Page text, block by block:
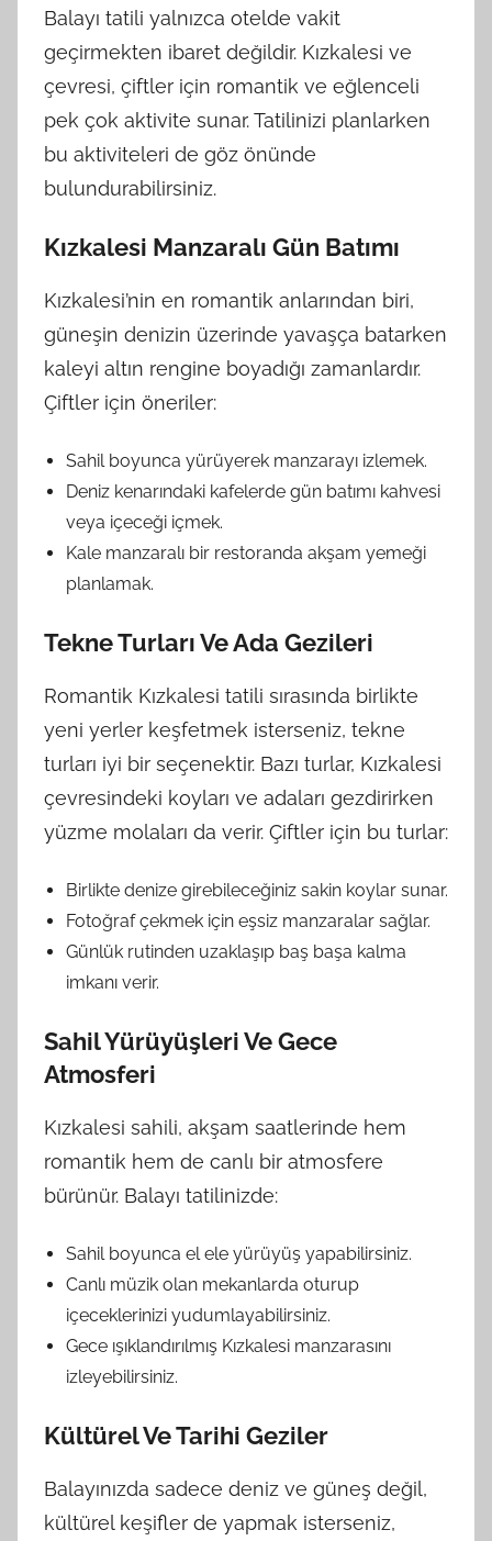
Balayı tatili yalnızca otelde vakit
geçirmekten ibaret değildir. Kızkalesi ve
çevresi, çiftler için romantik ve eğlenceli
pek çok aktivite sunar. Tatilinizi planlarken
bu aktiviteleri de göz önünde
bulundurabilirsiniz.
Kızkalesi Manzaralı Gün Batımı
Kızkalesi’nin en romantik anlarından biri,
güneşin denizin üzerinde yavaşça batarken
kaleyi altın rengine boyadığı zamanlardır.
Çiftler için öneriler:
Sahil boyunca yürüyerek manzarayı izlemek.
Deniz kenarındaki kafelerde gün batımı kahvesi
veya içeceği içmek.
Kale manzaralı bir restoranda akşam yemeği
planlamak.
Tekne Turları Ve Ada Gezileri
Romantik Kızkalesi tatili sırasında birlikte
yeni yerler keşfetmek isterseniz, tekne
turları iyi bir seçenektir. Bazı turlar, Kızkalesi
çevresindeki koyları ve adaları gezdirirken
yüzme molaları da verir. Çiftler için bu turlar:
Birlikte denize girebileceğiniz sakin koylar sunar.
Fotoğraf çekmek için eşsiz manzaralar sağlar.
Günlük rutinden uzaklaşıp baş başa kalma
imkanı verir.
Sahil Yürüyüşleri Ve Gece
Atmosferi
Kızkalesi sahili, akşam saatlerinde hem
romantik hem de canlı bir atmosfere
bürünür. Balayı tatilinizde:
Sahil boyunca el ele yürüyüş yapabilirsiniz.
Canlı müzik olan mekanlarda oturup
içeceklerinizi yudumlayabilirsiniz.
Gece ışıklandırılmış Kızkalesi manzarasını
izleyebilirsiniz.
Kültürel Ve Tarihi Geziler
Balayınızda sadece deniz ve güneş değil,
kültürel keşifler de yapmak isterseniz,